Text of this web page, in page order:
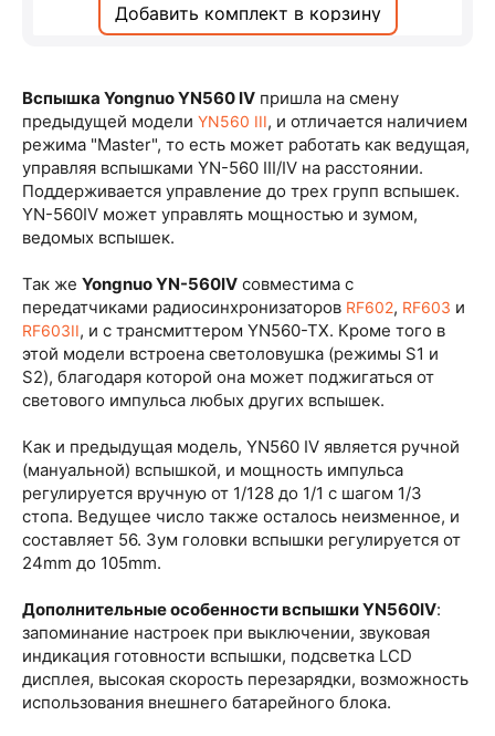
Добавить комплект в корзину
Вспышка Yongnuo YN560 IV пришла на смену
предыдущей модели YN560 III, и отличается наличием
режима "Master", то есть может работать как ведущая,
управляя вспышками YN-560 III/IV на расстоянии.
Поддерживается управление до трех групп вспышек.
YN-560IV может управлять мощностью и зумом,
ведомых вспышек.
Так же Yongnuo YN-560IV совместима с
передатчиками радиосинхронизаторов RF602, RF603 и
RF603II, и с трансмиттером YN560-TX. Кроме того в
этой модели встроена светоловушка (режимы S1 и
S2), благодаря которой она может поджигаться от
светового импульса любых других вспышек.
Как и предыдущая модель, YN560 IV является ручной
(мануальной) вспышкой, и мощность импульса
регулируется вручную от 1/128 до 1/1 с шагом 1/3
стопа. Ведущее число также осталось неизменное, и
составляет 56. Зум головки вспышки регулируется от
24mm до 105mm.
Дополнительные особенности вспышки YN560IV:
запоминание настроек при выключении, звуковая
индикация готовности вспышки, подсветка LCD
дисплея, высокая скорость перезарядки, возможность
использования внешнего батарейного блока.